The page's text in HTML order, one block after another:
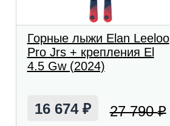
Горные лыжи Elan Leeloo
Pro Jrs + крепления El
4.5 Gw (2024)
16 674 ₽ 27 790₽